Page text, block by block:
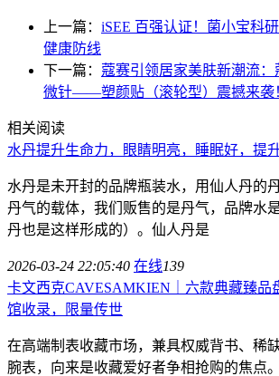
上一篇： iSEE 百强认证！菌小宝科
健康防线
下一篇： 蔻赛引领居家美肤新潮流
微针——塑颜贴（滚轮型）震撼来袭
相关阅读
水丹提升生命力，眼睛明亮，睡眠好，提
水丹是未开封的品牌瓶装水，用仙人丹的
丹气的载体，我们贩售的是丹气，品牌水
丹也是这样形成的）。仙人丹是
2026-03-24 22:05:40 在线139
卡文西克CAVESAMKIEN｜六款典藏臻品
馆收录，限量传世
在高端制表收藏市场，兼具权威背书、稀
腕表，向来是收藏爱好者争相抢购的焦点